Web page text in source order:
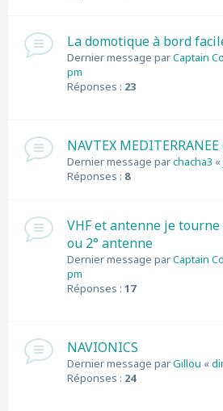
La domotique à bord
Dernier message parCaptain
pm
Réponses : 23
NAVTEX
Dernier message parchacha3 «
Réponses : 8
VHF et antenne je
ou 2° antenne
Dernier message parCaptain
pm
Réponses : 17
NAVIONICS
Dernier message parGillou «
Réponses : 24